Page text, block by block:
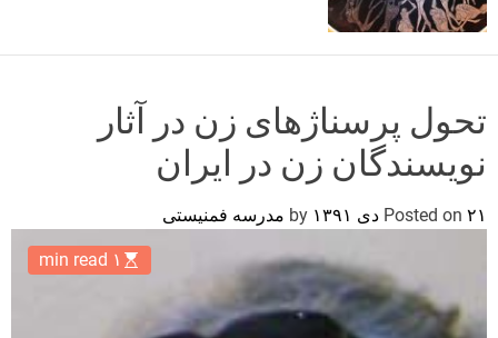
e
تحول پرسناژهای زن در آثار
نویسندگان زن در ایران
Posted on ۲۱ دی ۱۳۹۱ مدرسه فمنیستی
۱ min read